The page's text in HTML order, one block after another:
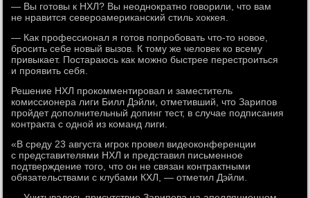
— Вы готовы к НХЛ? Вы неоднократно говорили, что вам
не нравится североамериканский стиль хоккея.
— Как профессионал я готов попробовать что-то новое,
бросить себе новый вызов. К тому же человек ко всему
привыкает. Постараюсь как можно быстрее перестроиться
и проявить себя.
Решение НХЛ прокомментировал и заместитель
комиссионера лиги Билл Дэйли, отметивший, что Зарипов
пройдет дополнительный допинг тест, в случае подписания
контракта с одной из команд лиги.
«В среду 23 августа игрок провел видеоконференции
с представителями НХЛ и представил письменное
подтверждение того, что он не связан контрактными
обязательствами с клубами КХЛ, — отметил Дэйли.